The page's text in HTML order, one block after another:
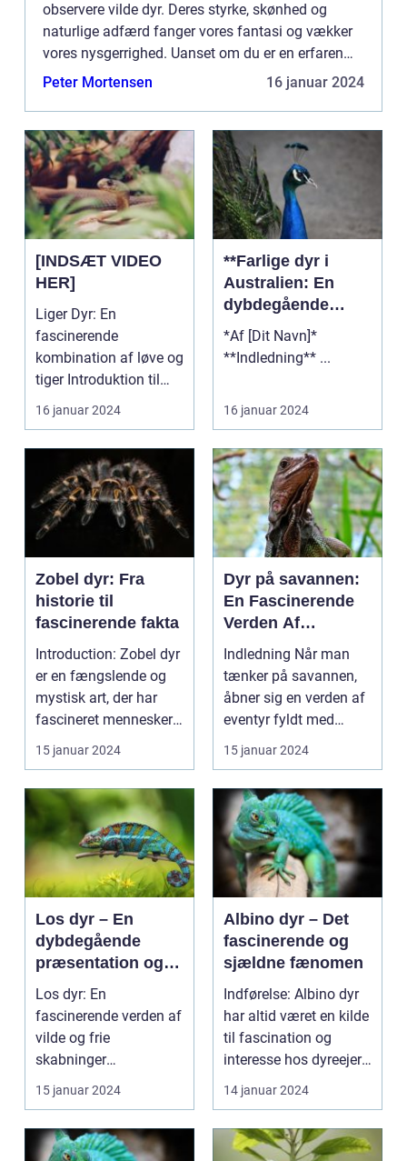
observere vilde dyr. Deres styrke, skønhed og
naturlige adfærd fanger vores fantasi og vækker
vores nysgerrighed. Uanset om du er en erfaren
dyreejer eller bare et nysgerrigt individ, der ønsker
Peter Mortensen 16 januar 2024
[INDSÆT VIDEO
HER]
Liger Dyr: En
fascinerende
kombination af løve og
tiger Introduktion til
ligerdyr ...
16 januar 2024
**Farlige dyr i
Australien: En
dybdegående
præsentation**
*Af [Dit Navn]*
**Indledning** ...
16 januar 2024
Zobel dyr: Fra
historie til
fascinerende fakta
Introduction: Zobel dyr
er en fængslende og
mystisk art, der har
fascineret mennesker i
århundreder....
15 januar 2024
Dyr på savannen:
En Fascinerende
Verden Af
Majestætiske
Skabninger
Indledning Når man
tænker på savannen,
åbner sig en verden af
eventyr fyldt med
majestætiske dyr og...
15 januar 2024
Los dyr – En
dybdegående
præsentation og
historisk
gennemgang
Los dyr: En
fascinerende verden af
vilde og frie
skabninger
Introduktion til los dyr
15 januar 2024
Albino dyr – Det
fascinerende og
sjældne fænomen
Indførelse: Albino dyr
har altid været en kilde
til fascination og
interesse hos dyreejere
og dyreel...
14 januar 2024